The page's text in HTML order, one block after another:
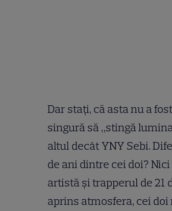
Dar stați, că asta nu a
singură să „stingă
altul decât YNY Sebi.
de ani dintre cei doi?
artistă și trapperul de 21
aprins atmosfera, cei